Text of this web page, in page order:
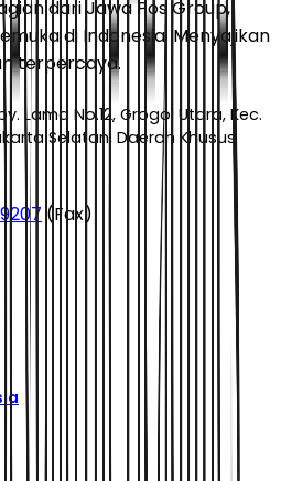
dari Jawa Pos Group,
di Indonesia. Menyajikan
terpercaya.
Lama No.12, Grogol Utara, Kec.
Selatan, Daerah Khusus
(Fax)